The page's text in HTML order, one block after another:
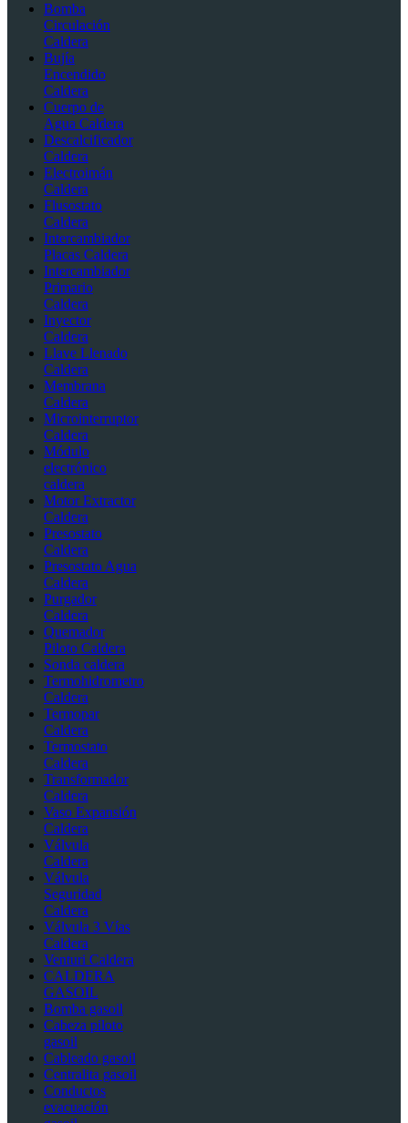
Bomba
Circulación
Caldera
Bujía
Encendido
Caldera
Cuerpo de
Agua Caldera
Descalcificador
Caldera
Electroimán
Caldera
Flusostato
Caldera
Intercambiador
Placas Caldera
Intercambiador
Primario
Caldera
Inyector
Caldera
Llave Llenado
Caldera
Membrana
Caldera
Microinterruptor
Caldera
Módulo
electrónico
caldera
Motor Extractor
Caldera
Presostato
Caldera
Presostato Agua
Caldera
Purgador
Caldera
Quemador
Piloto Caldera
Sonda caldera
Termohidrometro
Caldera
Termopar
Caldera
Termostato
Caldera
Transformador
Caldera
Vaso Expansión
Caldera
Válvula
Caldera
Válvula
Seguridad
Caldera
Válvula 3 Vías
Caldera
Venturi Caldera
CALDERA
GASOIL
Bomba gasoil
Cabeza piloto
gasoil
Cableado gasoil
Centralita gasoil
Conductos
evacuación